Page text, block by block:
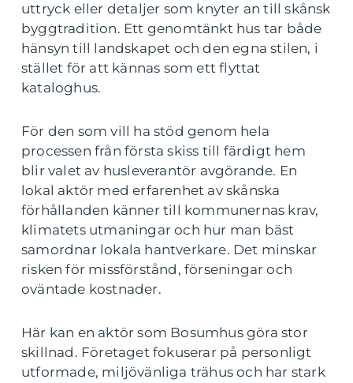
uttryck eller detaljer som knyter an till skånsk
byggtradition. Ett genomtänkt hus tar både
hänsyn till landskapet och den egna stilen, i
stället för att kännas som ett flyttat
kataloghus.
För den som vill ha stöd genom hela
processen från första skiss till färdigt hem
blir valet av husleverantör avgörande. En
lokal aktör med erfarenhet av skånska
förhållanden känner till kommunernas krav,
klimatets utmaningar och hur man bäst
samordnar lokala hantverkare. Det minskar
risken för missförstånd, förseningar och
oväntade kostnader.
Här kan en aktör som Bosumhus göra stor
skillnad. Företaget fokuserar på personligt
utformade, miljövänliga trähus och har stark